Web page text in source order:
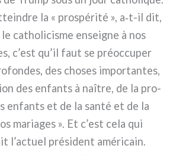
la « pro­spé­ri­té », a‑t-il dit,
le catho­li­ci­sme ensei­gne à nos
c’est qu’il faut se préoc­cu­per
des cho­ses impor­tan­tes,
des enfan­ts à naî­tre, de la pro­
enfan­ts et de la san­té et de la
maria­ges ». Et c’est cela qui
l’actuel pré­si­dent amé­ri­cain.